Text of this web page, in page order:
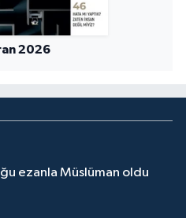
2026
ezanla Müslüman oldu